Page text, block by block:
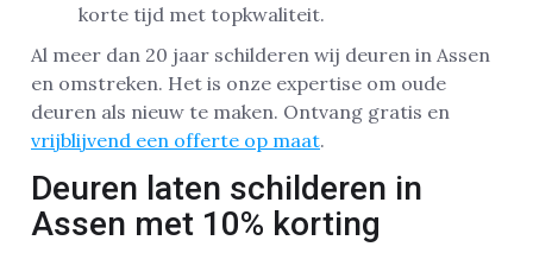
korte tijd met topkwaliteit.
Al meer dan 20 jaar schilderen wij deuren in Assen
en omstreken. Het is onze expertise om oude
deuren als nieuw te maken. Ontvang gratis en
vrijblijvend een offerte op maat.
Deuren laten schilderen in
Assen met 10% korting